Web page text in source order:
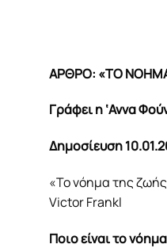
ΑΡΘΡΟ: «ΤΟ ΝΟΗΜΑ
Γράφει η ‘Αννα
Δημοσίευση
«Το νόημα της
Victor Frankl
Ποιο είναι το